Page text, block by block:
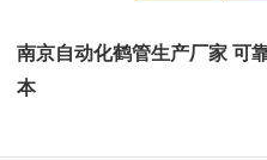
南京自动化鹤管生产厂家 可
本